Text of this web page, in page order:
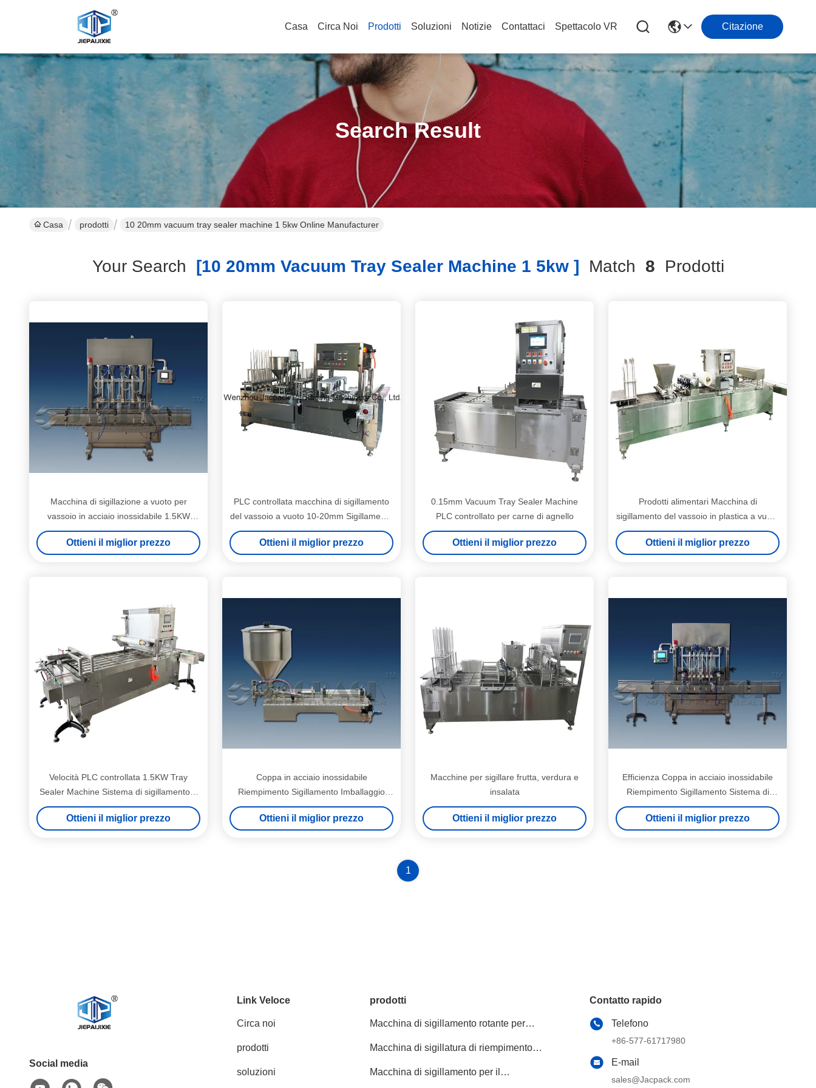
Casa Circa Noi Prodotti Soluzioni Notizie Contattaci Spettacolo VR Citazione
Search Result
Casa prodotti 10 20mm vacuum tray sealer machine 1 5kw Online Manufacturer
Your Search [10 20mm Vacuum Tray Sealer Machine 1 5kw ] Match 8 Prodotti
Macchina di sigillazione a vuoto per
vassoio in acciaio inossidabile 1.5KW
Potenza 0-12m/min Velocità di sigillazione
600mm Max Film
Ottieni il miglior prezzo
PLC controllata macchina di sigillamento
del vassoio a vuoto 10-20mm Sigillamento
0-12m/min Velocità di sigillamento
Ottieni il miglior prezzo
0.15mm Vacuum Tray Sealer Machine
PLC controllato per carne di agnello
Ottieni il miglior prezzo
Prodotti alimentari Macchina di
sigillamento del vassoio in plastica a vuoto
5.5KW Potenza per sigillamento del
vassoio
Ottieni il miglior prezzo
Velocità PLC controllata 1.5KW Tray
Sealer Machine Sistema di sigillamento a
vuoto 600mm Film
Ottieni il miglior prezzo
Coppa in acciaio inossidabile
Riempimento Sigillamento Imballaggio
0,15 mm Film 10-20 mm Sigillamento 600
mm
Ottieni il miglior prezzo
Macchine per sigillare frutta, verdura e
insalata
Ottieni il miglior prezzo
Efficienza Coppa in acciaio inossidabile
Riempimento Sigillamento Sistema di
controllo PLC di potenza 1.5KW
Ottieni il miglior prezzo
1
Social media
Link Veloce
Circa noi
prodotti
soluzioni
prodotti
Macchina di sigillamento rotante per
Macchina di sigillatura di riempimento
Macchina di sigillamento per il
Contatto rapido
Telefono
+86-577-61717980
E-mail
sales@Jacpack.com